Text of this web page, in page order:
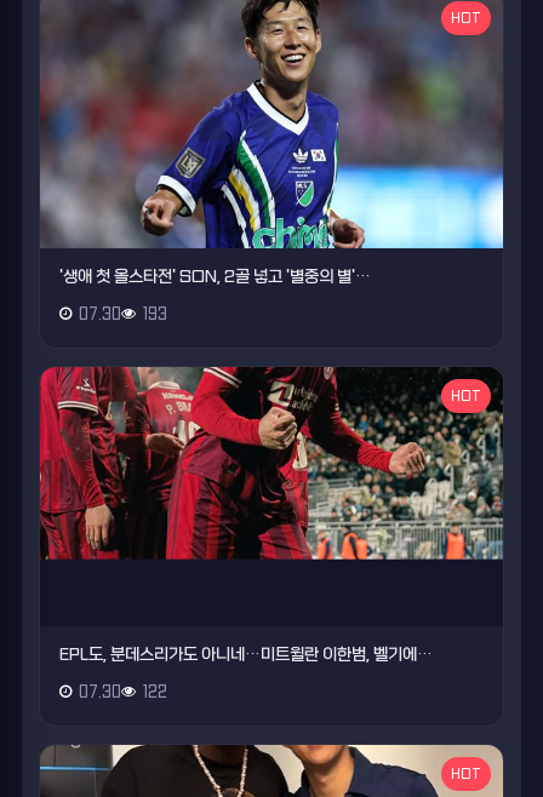
HOT
'생애 첫 올스타전' SON, 2골 넣고 '별중의 별'…
07.30 193
HOT
EPL도, 분데스리가도 아니네…미트윌란 이한범, 벨기에…
07.30 122
HOT